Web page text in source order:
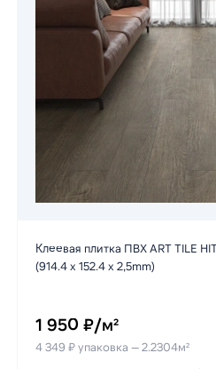
Клеевая плитка ПВХ ART TILE
(914.4 х 152.4 х 2,5mm)
1 950 ₽/м²
4 349 ₽ упаковка — 2.2304м²